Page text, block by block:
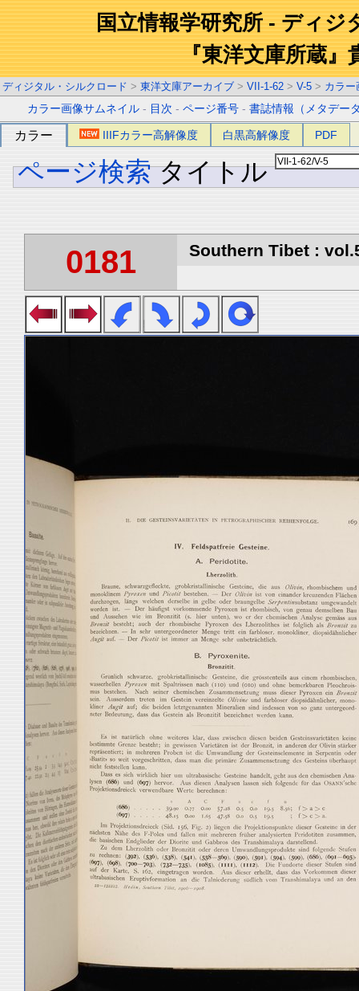
国立情報学研究所 - ディジ
『東洋文庫所蔵』
ディジタル・シルクロード > 東洋文庫アーカイブ > VII-1-62 > V-5 > カラー
カラー画像サムネイル - 目次 -ページ番号 -書誌情報（メタデー
カラー IIIFカラー高解像度 白黒高解像度 PDF
ページ検索 タイトル
0181 Southern Tibet :